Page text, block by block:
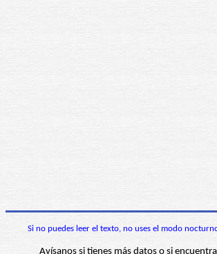
Si no puedes leer el texto, no uses el modo
Avísanos si tienes más datos o si